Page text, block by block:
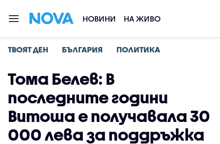
НОВИНИ НА ЖИВО
ТВОЯТ ДЕН БЪЛГАРИЯ ПОЛИТИКА
Тома Белев: В
последните години
Витоша е получавала 30
000 лева за поддръжка